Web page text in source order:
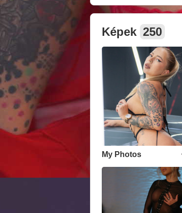
Képek 250
My Photos